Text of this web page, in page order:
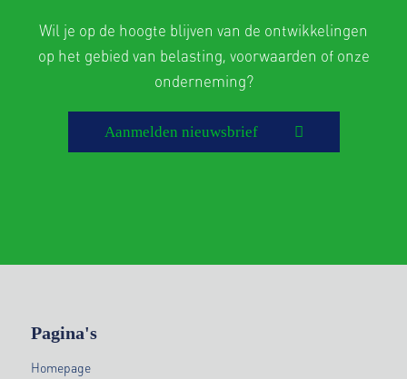
Wil je op de hoogte blijven van de ontwikkelingen
op het gebied van belasting, voorwaarden of onze
onderneming?
Aanmelden nieuwsbrief
Pagina's
Homepage